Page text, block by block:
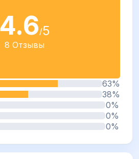
4.6/5
8 Отзывы
63%
38%
0%
0%
0%